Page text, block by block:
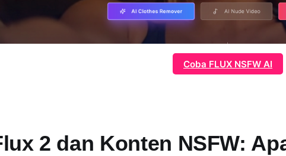
Coba FLUX NSFW AI
2 dan Konten NSFW: